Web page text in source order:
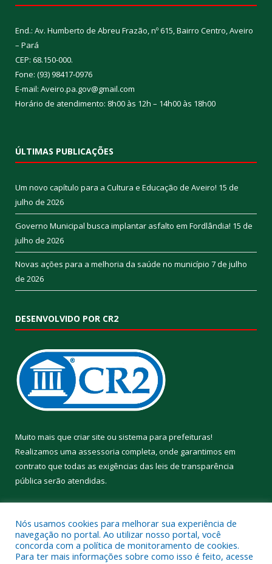
End.: Av. Humberto de Abreu Frazão, nº 615, Bairro Centro, Aveiro
– Pará
CEP: 68.150-000.
Fone: (93) 98417-0976
E-mail: Aveiro.pa.gov@gmail.com
Horário de atendimento: 8h00 às 12h – 14h00 às 18h00
ÚLTIMAS PUBLICAÇÕES
Um novo capítulo para a Cultura e Educação de Aveiro! 15 de
julho de 2026
Governo Municipal busca implantar asfalto em Fordlândia! 15 de
julho de 2026
Novas ações para a melhoria da saúde no município 7 de julho
de 2026
DESENVOLVIDO POR CR2
Muito mais que criar site ou sistema para prefeituras!
Realizamos uma assessoria completa, onde garantimos em
contrato que todas as exigências das leis de transparência
pública serão atendidas.
Nós usamos cookies para melhorar sua experiência de
navegação no portal. Ao utilizar nosso portal, você
concorda com a política de monitoramento de cookies.
Para ter mais informações sobre como isso é feito, acesse